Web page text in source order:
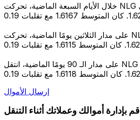
خلال الأيام السبعة الماضية، تحركت NLG إلى CAD بين 1.6095 و
على مدار الثلاثين يومًا الماضية، تحركت NLG إلى CAD بين
على مدار الـ 90 يومًا الماضية، انتقل NLG إلى CAD بين 1.5958
إرسال الأموال
قم بإدارة أموالك وعملاتك أثناء التنقل